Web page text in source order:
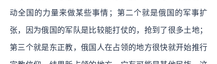
动全国的力量来做某些事情；第二个就是俄国的军事扩
张，因为俄国的军队是比较能打仗的，抢到了很多土地；
第三个就是东正教，俄国人在占领的地方很快就开始推行